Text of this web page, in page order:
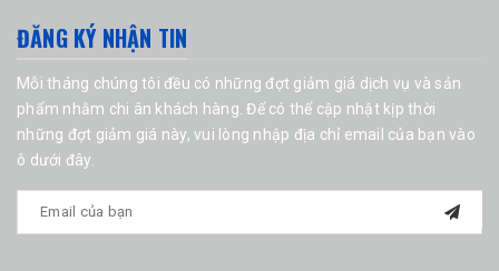
ĐĂNG KÝ NHẬN TIN
Mỗi tháng chúng tôi đều có những đợt giảm giá dịch vụ và sản
phẩm nhằm chi ân khách hàng. Để có thể cập nhật kịp thời
những đợt giảm giá này, vui lòng nhập địa chỉ email của bạn vào
ô dưới đây.